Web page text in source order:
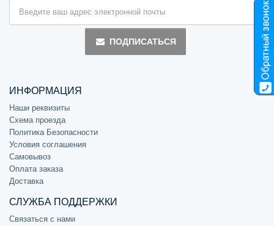
ПОДПИСАТЬСЯ
ИНФОРМАЦИЯ
Наши реквизиты
Схема проезда
Политика Безопасности
Условия соглашения
Самовывоз
Оплата заказа
Доставка
СЛУЖБА ПОДДЕРЖКИ
Связаться с нами